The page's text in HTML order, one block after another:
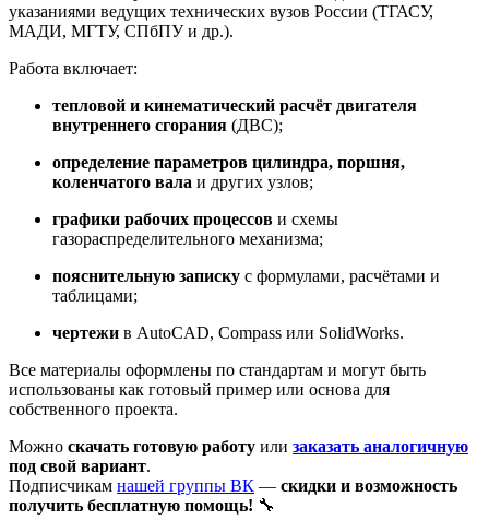
указаниями ведущих технических вузов России (ТГАСУ,
МАДИ, МГТУ, СПбПУ и др.).
Работа включает:
тепловой и кинематический расчёт двигателя
внутреннего сгорания (ДВС);
определение параметров цилиндра, поршня,
коленчатого вала и других узлов;
графики рабочих процессов и схемы
газораспределительного механизма;
пояснительную записку с формулами, расчётами и
таблицами;
чертежи в AutoCAD, Compass или SolidWorks.
Все материалы оформлены по стандартам и могут быть
использованы как готовый пример или основа для
собственного проекта.
Можно скачать готовую работу или заказать аналогичную
под свой вариант.
Подписчикам нашей группы ВК — скидки и возможность
получить бесплатную помощь! 🔧